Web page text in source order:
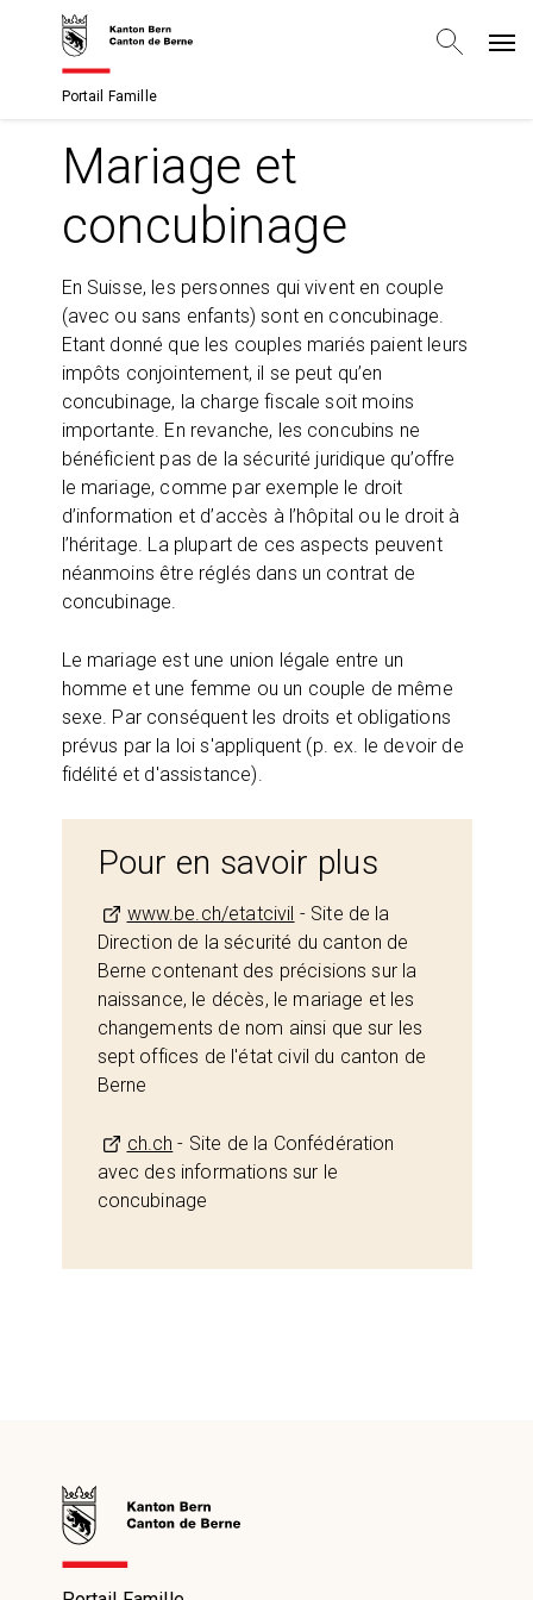
Portail Famille
Mariage et
concubinage
En Suisse, les personnes qui vivent en couple
(avec ou sans enfants) sont en concubinage.
Etant donné que les couples mariés paient leurs
impôts conjointement, il se peut qu’en
concubinage, la charge fiscale soit moins
importante. En revanche, les concubins ne
bénéficient pas de la sécurité juridique qu’offre
le mariage, comme par exemple le droit
d’information et d’accès à l’hôpital ou le droit à
l’héritage. La plupart de ces aspects peuvent
néanmoins être réglés dans un contrat de
concubinage.
Le mariage est une union légale entre un
homme et une femme ou un couple de même
sexe. Par conséquent les droits et obligations
prévus par la loi s'appliquent (p. ex. le devoir de
fidélité et d'assistance).
Pour en savoir plus
www.be.ch/etatcivil - Site de la
Direction de la sécurité du canton de
Berne contenant des précisions sur la
naissance, le décès, le mariage et les
changements de nom ainsi que sur les
sept offices de l'état civil du canton de
Berne
ch.ch - Site de la Confédération
avec des informations sur le
concubinage